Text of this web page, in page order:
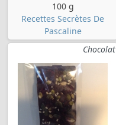
100 g
Recettes Secrètes De
Pascaline
Chocolat